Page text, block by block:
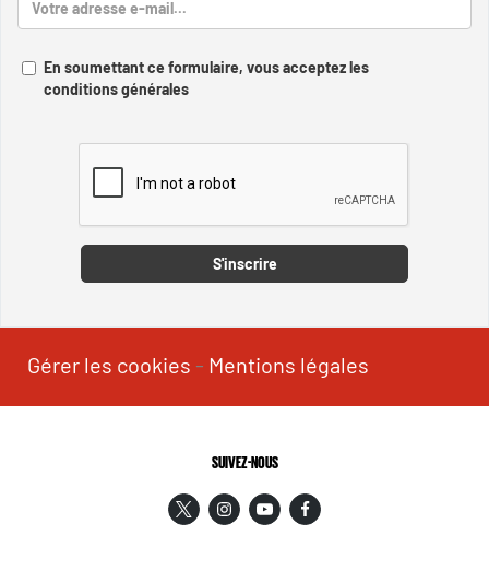
En soumettant ce formulaire, vous acceptez les
conditions générales
S'inscrire
Gérer les cookies - Mentions légales
SUIVEZ-NOUS